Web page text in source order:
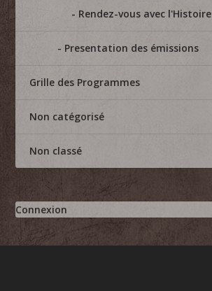
Rendez-vous avec l'Histoire
Presentation des émissions
Grille des Programmes
Non catégorisé
Non classé
Connexion